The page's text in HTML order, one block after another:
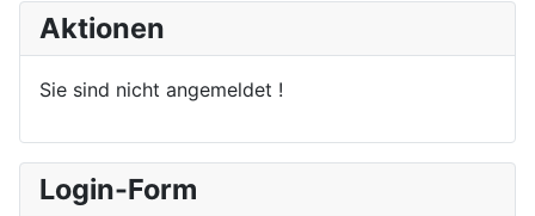
Aktionen
Sie sind nicht angemeldet !
Login-Form